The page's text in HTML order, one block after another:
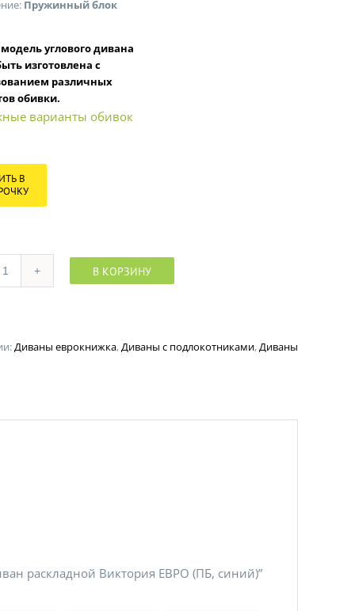
Пружинный блок
модель углового дивана
изготовлена с
различных
обивки.
варианты обивок
В
Количество В КОРЗИНУ
Диваны еврокнижка,Диваны с подлокотниками,Диваны
раскладной Виктория ЕВРО (ПБ, синий)”